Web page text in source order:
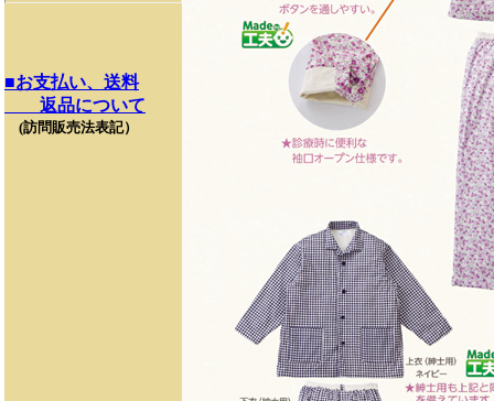
■お支払い、送料
返品について
(訪問販売法表記）